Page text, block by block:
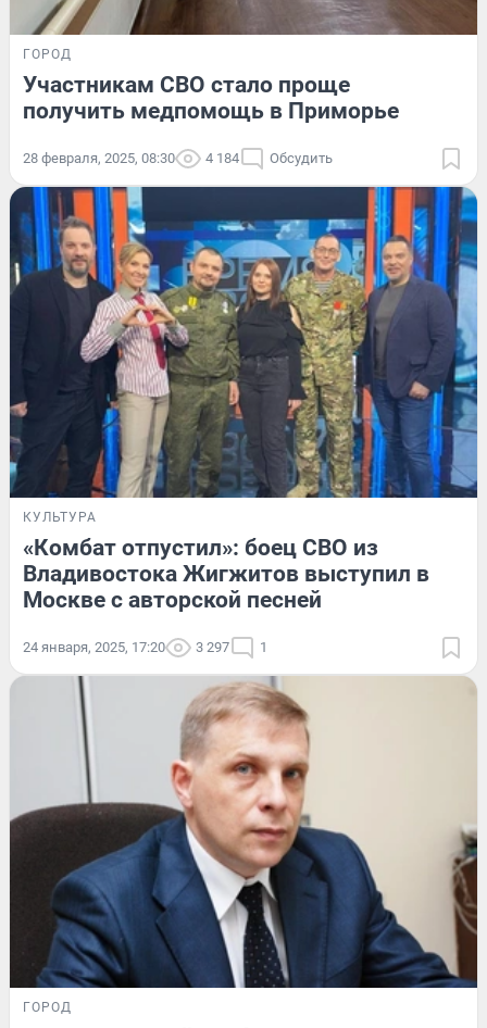
ГОРОД
Участникам СВО стало проще
получить медпомощь в Приморье
28 февраля, 2025, 08:30 4 184 Обсудить
КУЛЬТУРА
«Комбат отпустил»: боец СВО из
Владивостока Жигжитов выступил в
Москве с авторской песней
24 января, 2025, 17:20 3 297 1
ГОРОД